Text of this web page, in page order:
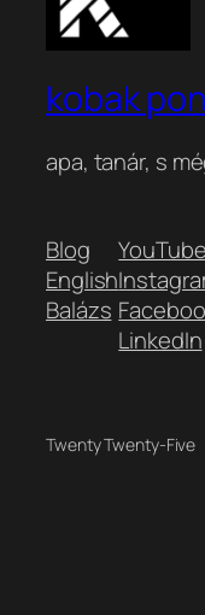
kobak
apa, tanár, s
Blog
English
Balázs
YouTube
LinkedIn
Twenty Twenty-Five